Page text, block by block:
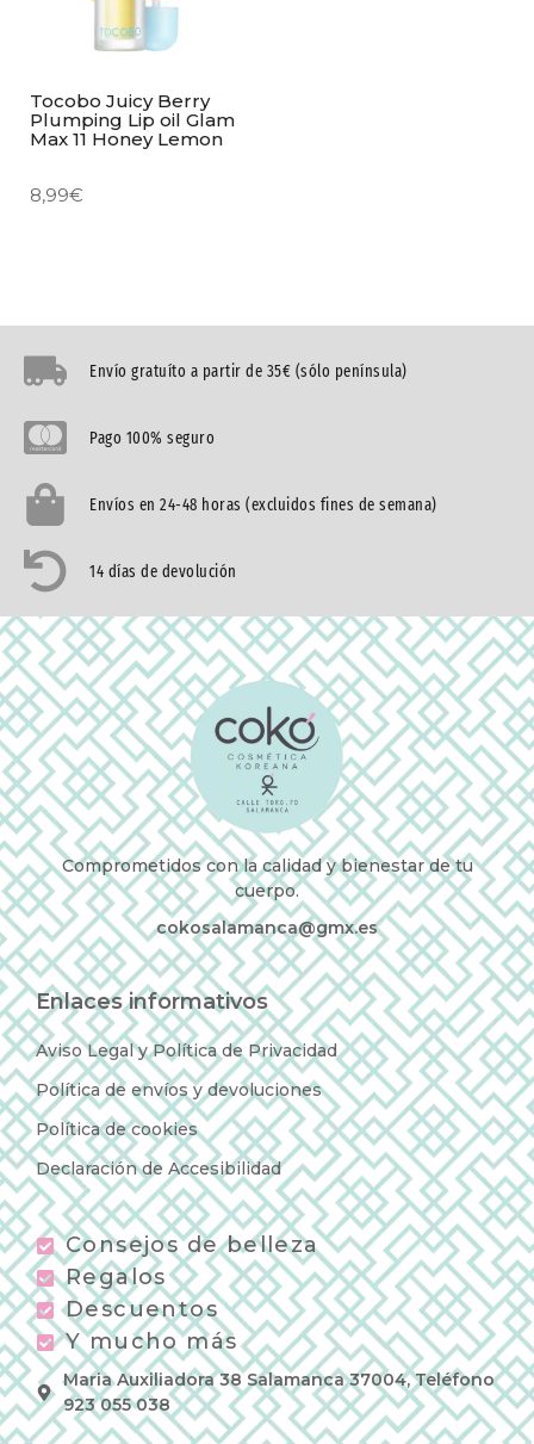
Tocobo Juicy Berry
Plumping Lip oil Glam
Max 11 Honey Lemon
8,99€
Envío gratuíto a partir de 35€ (sólo península)
Pago 100% seguro
Envíos en 24-48 horas (excluidos fines de semana)
14 días de devolución
Comprometidos con la calidad y bienestar de tu
cuerpo.
cokosalamanca@gmx.es
Enlaces informativos
Aviso Legal y Política de Privacidad
Política de envíos y devoluciones
Política de cookies
Declaración de Accesibilidad
Consejos de belleza
Regalos
Descuentos
Y mucho más
Maria Auxiliadora 38 Salamanca 37004, Teléfono
923 055 038